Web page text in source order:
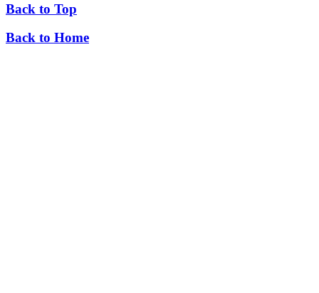
Back to Top
Back to Home